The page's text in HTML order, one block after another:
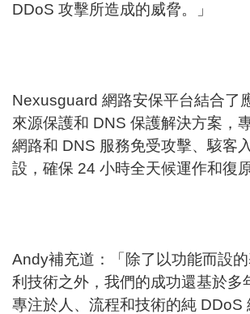
DDoS 攻擊所造成的威脅。」
Nexusguard 網路安保平台結合了
來源保護和 DNS 保護解決方案，
網路和 DNS 服務免受攻擊、駭客
設，確保 24 小時全天候運作和復原
Andy補充道：「除了以功能而設
利技術之外，我們的成功還基於多
專注於人、流程和技術的純 DDoS